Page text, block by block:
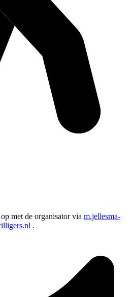
met de organisator via m.jellesma-
.